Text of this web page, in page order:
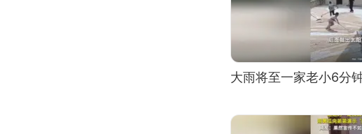
大雨将至一家老小6分